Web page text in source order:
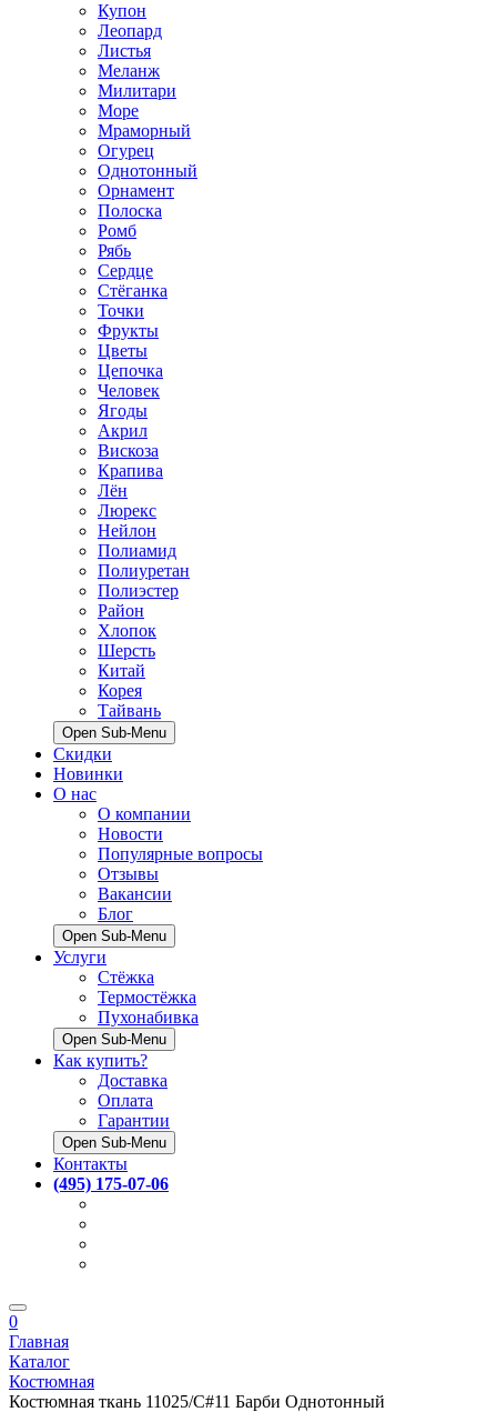
Купон
Леопард
Листья
Меланж
Милитари
Море
Мраморный
Огурец
Однотонный
Орнамент
Полоска
Ромб
Рябь
Сердце
Стёганка
Точки
Фрукты
Цветы
Цепочка
Человек
Ягоды
Акрил
Вискоза
Крапива
Лён
Люрекс
Нейлон
Полиамид
Полиуретан
Полиэстер
Район
Хлопок
Шерсть
Китай
Корея
Тайвань
Open Sub-Menu
Скидки
Новинки
О нас
О компании
Новости
Популярные вопросы
Отзывы
Вакансии
Блог
Open Sub-Menu
Услуги
Стёжка
Термостёжка
Пухонабивка
Open Sub-Menu
Как купить?
Доставка
Оплата
Гарантии
Open Sub-Menu
Контакты
(495) 175-07-06
0
Главная
Каталог
Костюмная
Костюмная ткань 11025/С#11 Барби Однотонный